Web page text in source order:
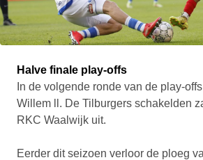
Halve finale play-offs
In de volgende ronde van de play-
Willem ll. De Tilburgers schakelden
RKC Waalwijk uit.
Eerder dit seizoen verloor de ploeg